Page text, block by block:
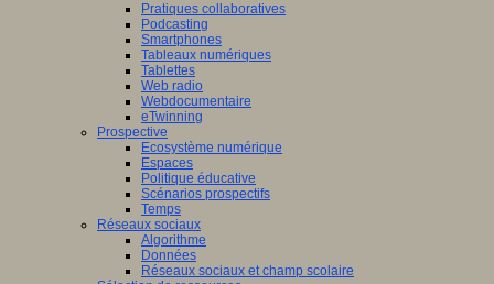
Pratiques collaboratives
Podcasting
Smartphones
Tableaux numériques
Tablettes
Web radio
Webdocumentaire
eTwinning
Prospective
Ecosystème numérique
Espaces
Politique éducative
Scénarios prospectifs
Temps
Réseaux sociaux
Algorithme
Données
Réseaux sociaux et champ scolaire